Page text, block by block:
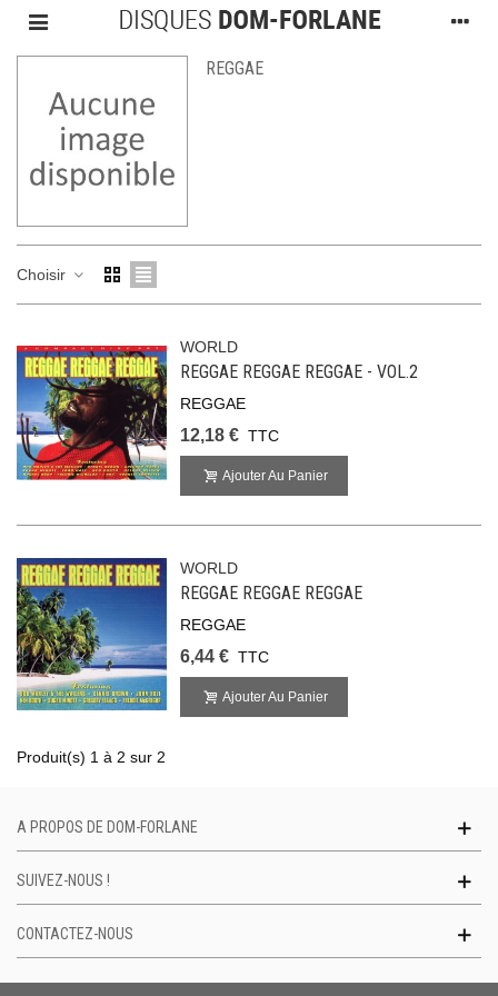
REGGAE
Choisir
WORLD
REGGAE REGGAE REGGAE - VOL.2
REGGAE
12,18 € TTC
Ajouter Au Panier
WORLD
REGGAE REGGAE REGGAE
REGGAE
6,44 € TTC
Ajouter Au Panier
Produit(s) 1 à 2 sur 2
A PROPOS DE DOM-FORLANE
SUIVEZ-NOUS !
CONTACTEZ-NOUS